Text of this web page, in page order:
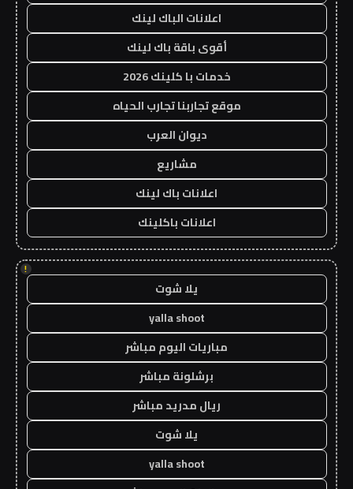
اعلانات الباك لينك
أقوى باقة باك لينك
خدمات با كلينك 2026
موقع تجاربنا تجارب الحياه
ديوان العرب
مشاريع
اعلانات باك لينك
اعلانات باكلينك
!
يلا شوت
yalla shoot
مباريات اليوم مباشر
برشلونة مباشر
ريال مدريد مباشر
يلا شوت
yalla shoot